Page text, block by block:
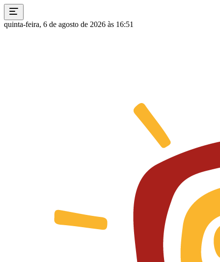
quinta-feira, 6 de agosto de 2026 às 16:51